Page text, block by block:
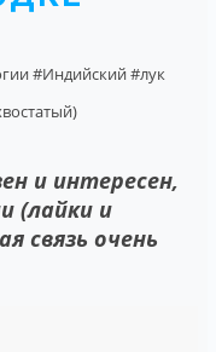
#Индийский#лук
и интересен,
(лайки и
связь очень